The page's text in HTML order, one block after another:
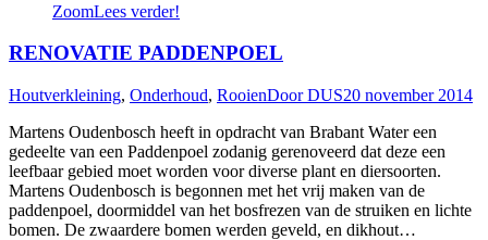
ZoomLees verder!
RENOVATIE PADDENPOEL
Houtverkleining, Onderhoud, RooienDoorDUS20 november 2014
Martens Oudenbosch heeft in opdracht van Brabant Water een
gedeelte van een Paddenpoel zodanig gerenoveerd dat deze een
leefbaar gebied moet worden voor diverse plant en diersoorten.
Martens Oudenbosch is begonnen met het vrij maken van de
paddenpoel, doormiddel van het bosfrezen van de struiken en lichte
bomen. De zwaardere bomen werden geveld, en dikhout…